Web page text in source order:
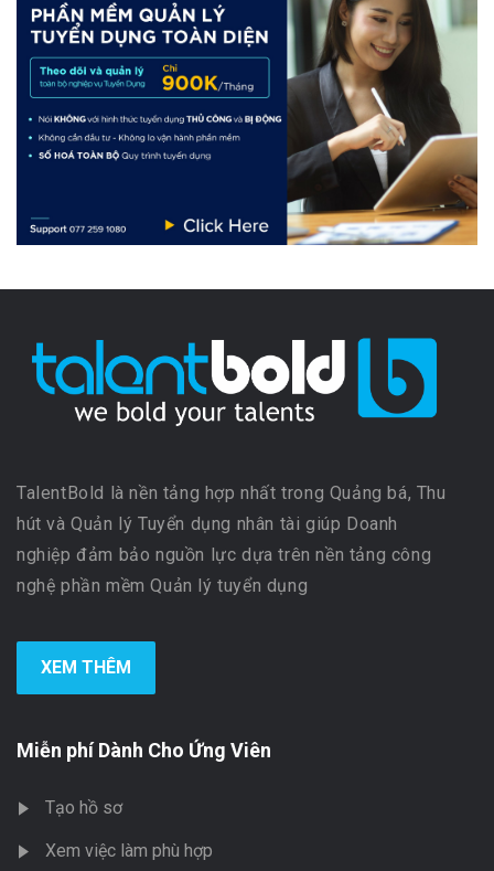
TalentBold là nền tảng hợp nhất trong Quảng bá, Thu
hút và Quản lý Tuyển dụng nhân tài giúp Doanh
nghiệp đảm bảo nguồn lực dựa trên nền tảng công
nghệ phần mềm Quản lý tuyển dụng
XEM THÊM
Miễn phí Dành Cho Ứng Viên
Tạo hồ sơ
Xem việc làm phù hợp